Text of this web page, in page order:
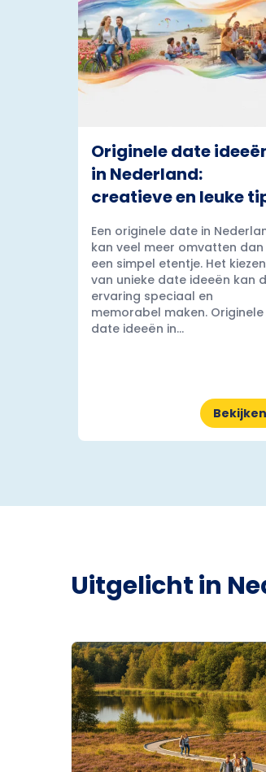
Originele date
in Nederland:
creatieve en leuke
Een originele date in
kan veel meer omvatten dan
een simpel etentje. Het kiezen
van unieke date ideeën kan
ervaring speciaal en
memorabel maken. Originele
date ideeën in...
Bekijken
Uitgelicht in